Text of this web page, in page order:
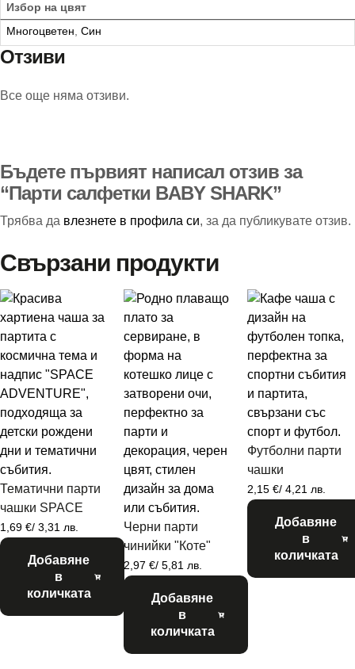
Избор на цвят
Многоцветен Син
Отзиви
Все още няма отзиви.
Бъдете първият написал отзив за
“Парти салфетки BABY SHARK”
Трябва да влезнете в профила си, за да публикувате отзив.
Свързани продукти
Тематични парти
чашки SPACE
1,69 €/ 3,31 лв.
Добавяне
в
количката
Черни парти
чинийки "Коте"
2,97 €/ 5,81 лв.
Добавяне
в
количката
Футболни парти
чашки
2,15 €/ 4,21 лв.
Добавяне
в
количката